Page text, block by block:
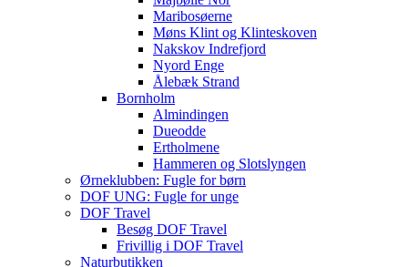
Maribosøerne
Møns Klint og Klinteskoven
Nakskov Indrefjord
Nyord Enge
Ålebæk Strand
Bornholm
Almindingen
Dueodde
Ertholmene
Hammeren og Slotslyngen
Ørneklubben: Fugle for børn
DOF UNG: Fugle for unge
DOF Travel
Besøg DOF Travel
Frivillig i DOF Travel
Naturbutikken